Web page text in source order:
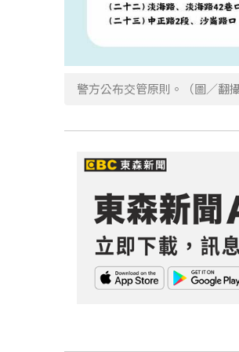
警方公布交管原則。（圖／翻